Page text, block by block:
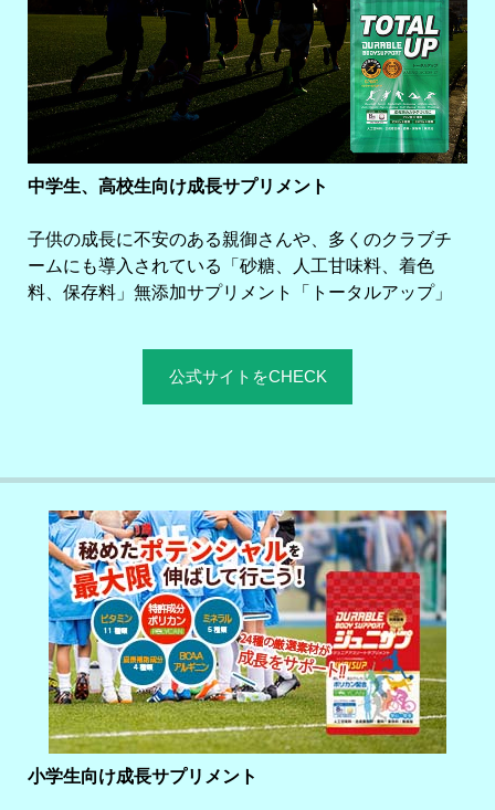
中学生、高校生向け成長サプリメント
子供の成長に不安のある親御さんや、多くのクラブチ
ームにも導入されている「砂糖、人工甘味料、着色
料、保存料」無添加サプリメント「トータルアップ」
公式サイトをCHECK
小学生向け成長サプリメント